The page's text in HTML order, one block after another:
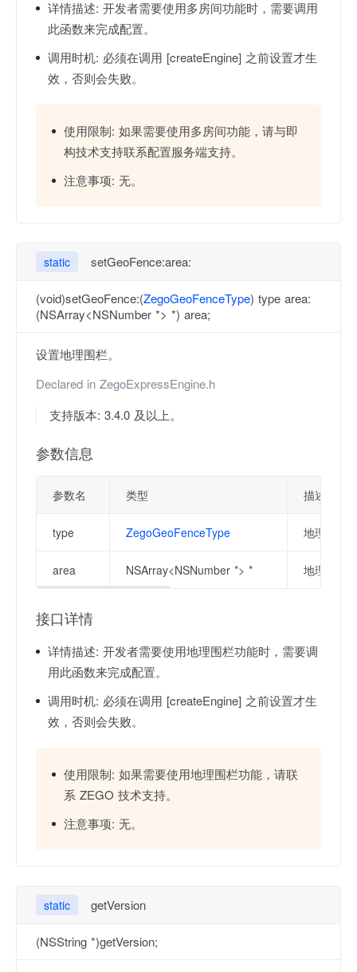
详情描述: 开发者需要使用多房间功能时，需要调用
此函数来完成配置。
调用时机: 必须在调用 [createEngine] 之前设置才生
效，否则会失败。
使用限制: 如果需要使用多房间功能，请与即
构技术支持联系配置服务端支持。
注意事项: 无。
static setGeoFence:area:
(void)setGeoFence:(ZegoGeoFenceType) type area:
(NSArray<NSNumber *> *) area;
设置地理围栏。
Declared in ZegoExpressEngine.h
支持版本: 3.4.0 及以上。
参数信息
参数名 类型 描述
type ZegoGeoFenceType 地理围栏
area NSArray<NSNumber *> * 地理围栏
接口详情
详情描述: 开发者需要使用地理围栏功能时，需要调
用此函数来完成配置。
调用时机: 必须在调用 [createEngine] 之前设置才生
效，否则会失败。
使用限制: 如果需要使用地理围栏功能，请联
系 ZEGO 技术支持。
注意事项: 无。
static getVersion
(NSString *)getVersion;